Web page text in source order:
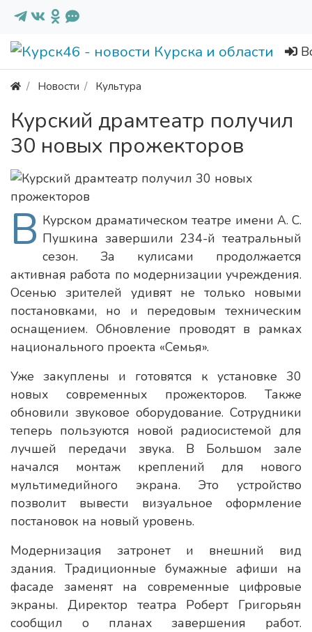
Новости Культура
Курский драмтеатр получил
30 новых прожекторов
В Курском драматическом театре имени А. С.
Пушкина завершили 234-й театральный
сезон. За кулисами продолжается
активная работа по модернизации учреждения.
Осенью зрителей удивят не только новыми
постановками, но и передовым техническим
оснащением. Обновление проводят в рамках
национального проекта «Семья».
Уже закуплены и готовятся к установке 30
новых современных прожекторов. Также
обновили звуковое оборудование. Сотрудники
теперь пользуются новой радиосистемой для
лучшей передачи звука. В Большом зале
начался монтаж креплений для нового
мультимедийного экрана. Это устройство
позволит вывести визуальное оформление
постановок на новый уровень.
Модернизация затронет и внешний вид
здания. Традиционные бумажные афиши на
фасаде заменят на современные цифровые
экраны. Директор театра Роберт Григорьян
сообщил о планах завершения работ.